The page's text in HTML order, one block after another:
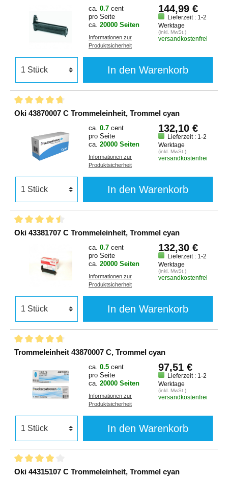
ca. 0.7 cent
pro Seite
ca. 20000 Seiten
Informationen zur
Produktsicherheit
144,99 €
Lieferzeit : 1-2
Werktage
(inkl. MwSt.)
versandkostenfrei
In den Warenkorb
Oki 43870007 C Trommeleinheit, Trommel cyan
ca. 0.7 cent
pro Seite
ca. 20000 Seiten
Informationen zur
Produktsicherheit
132,10 €
Lieferzeit : 1-2
Werktage
(inkl. MwSt.)
versandkostenfrei
In den Warenkorb
Oki 43381707 C Trommeleinheit, Trommel cyan
ca. 0.7 cent
pro Seite
ca. 20000 Seiten
Informationen zur
Produktsicherheit
132,30 €
Lieferzeit : 1-2
Werktage
(inkl. MwSt.)
versandkostenfrei
In den Warenkorb
Trommeleinheit 43870007 C, Trommel cyan
ca. 0.5 cent
pro Seite
ca. 20000 Seiten
Informationen zur
Produktsicherheit
97,51 €
Lieferzeit : 1-2
Werktage
(inkl. MwSt.)
versandkostenfrei
In den Warenkorb
Oki 44315107 C Trommeleinheit, Trommel cyan